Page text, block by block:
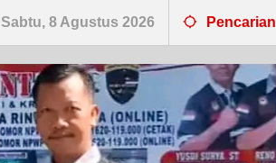
Sabtu, 8 Agustus 2026 Pencarian